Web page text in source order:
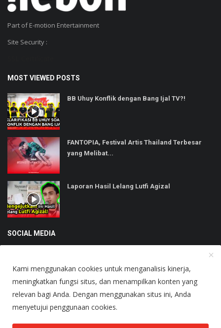
Part of E-motion Entertainment
Site Security :
MOST VIEWED POSTS
BB Uhuy Konflik dengan Bang Ijal TV?!
FANTOPIA, Festival Artis Thailand Terbesar
yang Melibat...
Laporan Hasil Lelang Lutfi Agizal
SOCIAL MEDIA
Copyright © 2025 Heboh - All Rights Reserved.
About Us Terms & Conditions
Kami menggunakan cookies untuk menganalisis kinerja,
meningkatkan fungsi situs, dan menampilkan konten yang
relevan bagi Anda. Dengan menggunakan situs ini, Anda
menyetujui penggunaan cookies.